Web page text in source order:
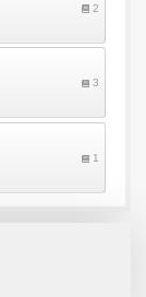
2
3
1